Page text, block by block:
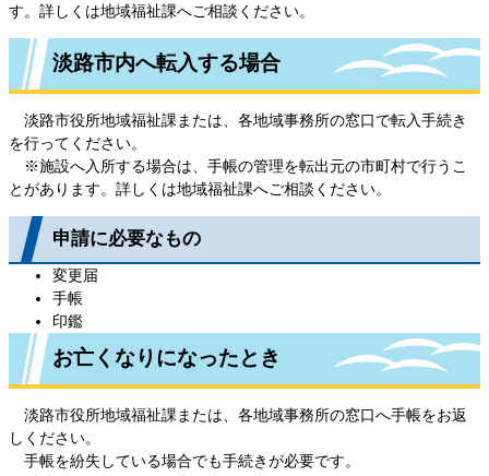
す。詳しくは地域福祉課へご相談ください。
淡路市内へ転入する場合
淡路市役所地域福祉課または、各地域事務所の窓口で転入手続き
を行ってください。
※施設へ入所する場合は、手帳の管理を転出元の市町村で行うこ
とがあります。詳しくは地域福祉課へご相談ください。
申請に必要なもの
変更届
手帳
印鑑
お亡くなりになったとき
淡路市役所地域福祉課または、各地域事務所の窓口へ手帳をお返
しください。
手帳を紛失している場合でも手続きが必要です。